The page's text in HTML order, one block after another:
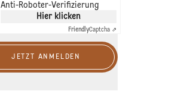
Anti-Roboter-Verifizierung
Hier klicken
FriendlyCaptcha ⇗
JETZT ANMELDEN